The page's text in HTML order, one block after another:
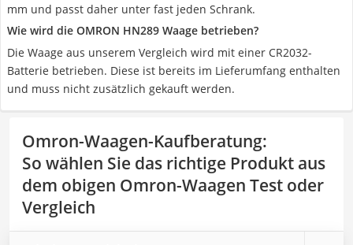
mm und passt daher unter fast jeden Schrank.
Wie wird die OMRON HN289 Waage betrieben?
Die Waage aus unserem Vergleich wird mit einer CR2032-
Batterie betrieben. Diese ist bereits im Lieferumfang enthalten
und muss nicht zusätzlich gekauft werden.
Omron-Waagen-Kaufberatung:
So wählen Sie das richtige Produkt aus
dem obigen Omron-Waagen Test oder
Vergleich